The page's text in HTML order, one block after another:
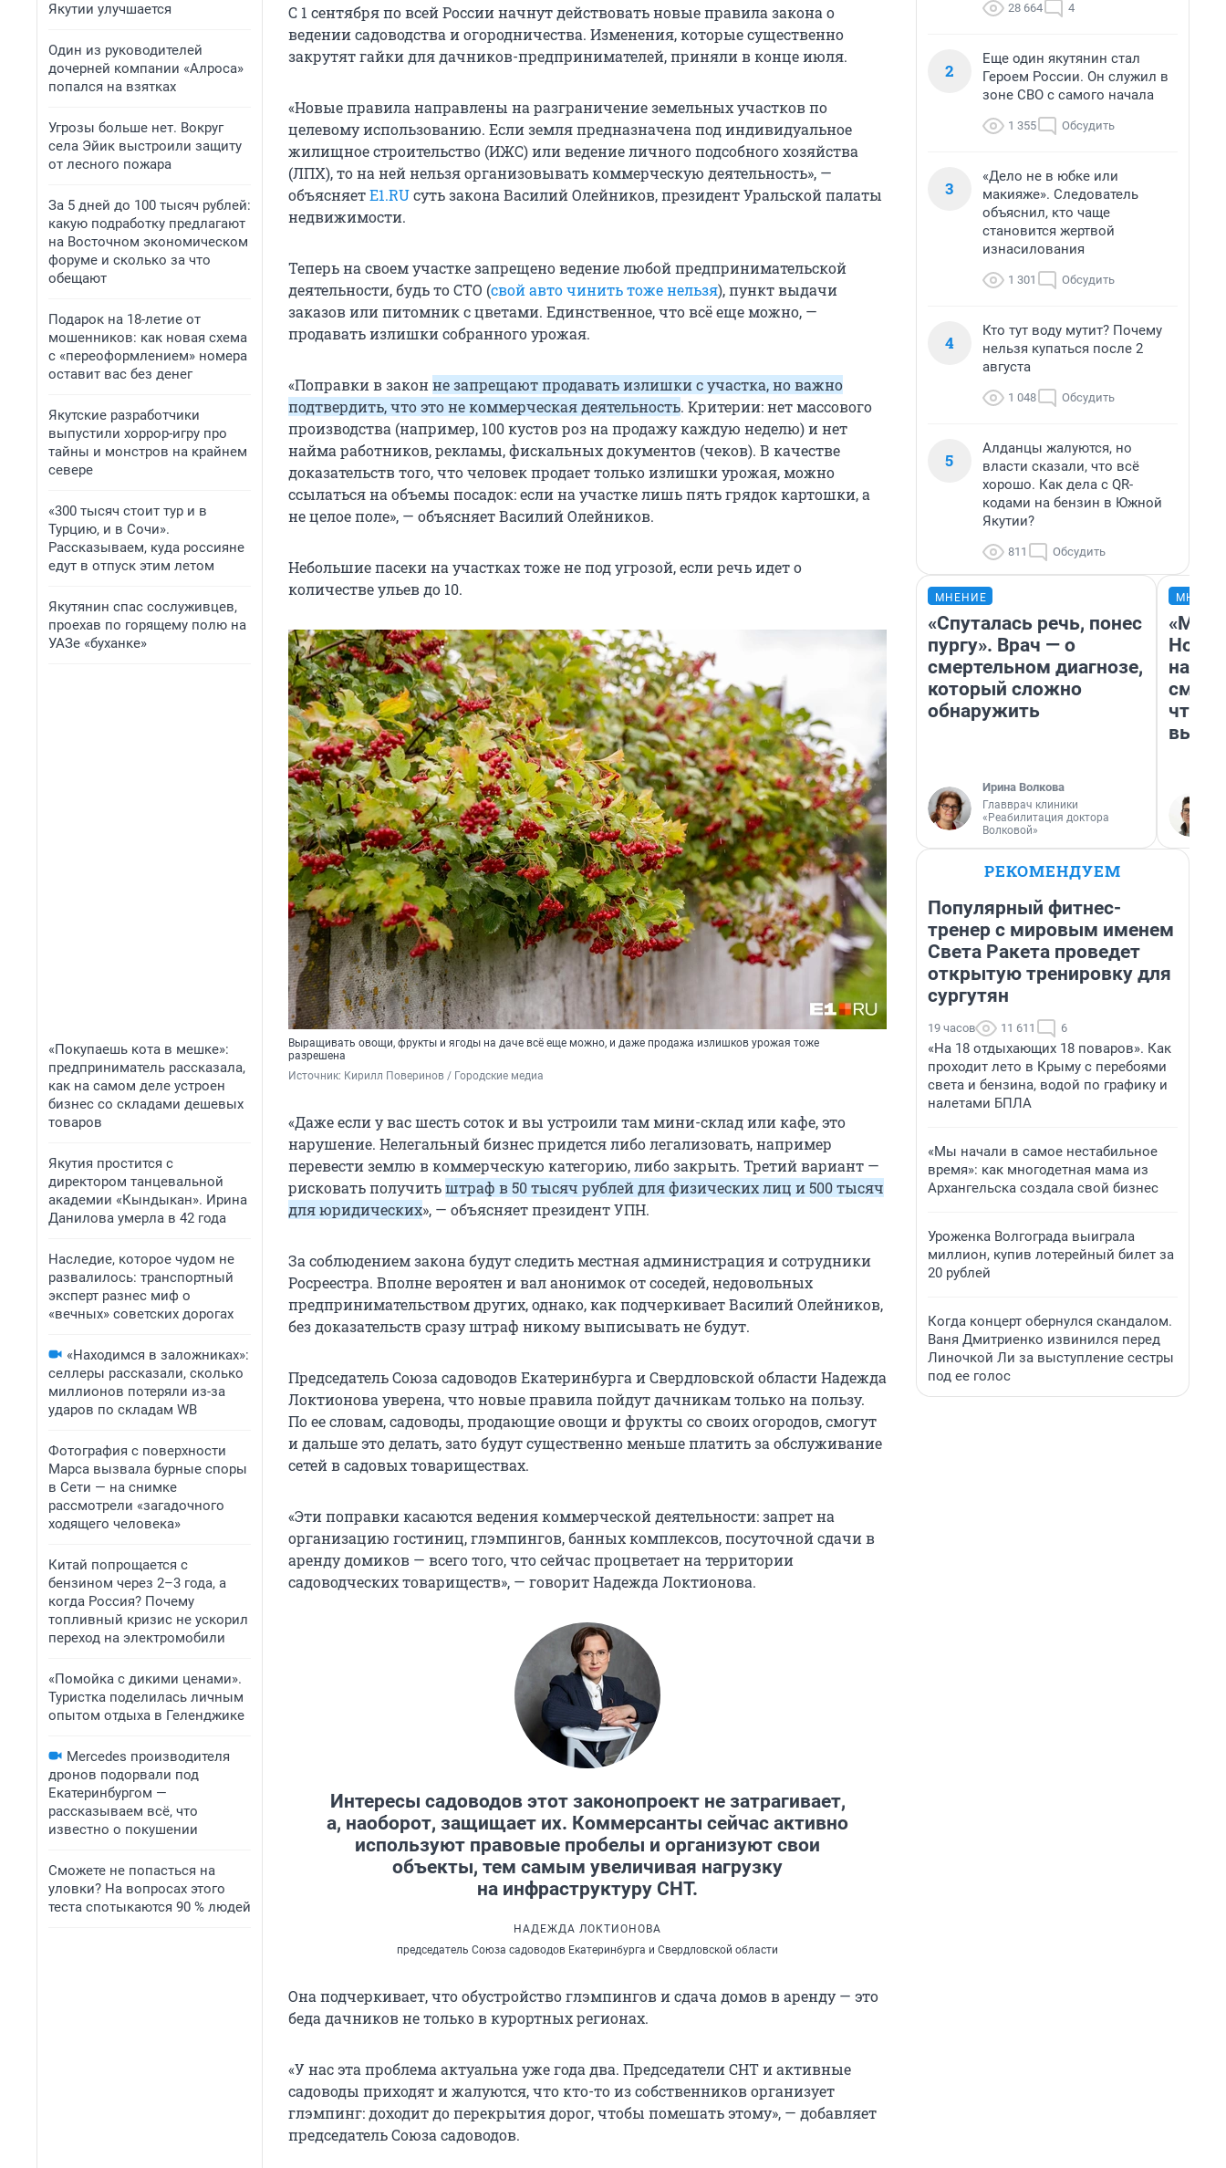
Якутии улучшается
Один из руководителей
дочерней компании «Алроса»
попался на взятках
Угрозы больше нет. Вокруг
села Эйик выстроили защиту
от лесного пожара
За 5 дней до 100 тысяч рублей:
какую подработку предлагают
на Восточном экономическом
форуме и сколько за что
обещают
Подарок на 18-летие от
мошенников: как новая схема
с «переоформлением» номера
оставит вас без денег
Якутские разработчики
выпустили хоррор-игру про
тайны и монстров на крайнем
севере
«300 тысяч стоит тур и в
Турцию, и в Сочи».
Рассказываем, куда россияне
едут в отпуск этим летом
Якутянин спас сослуживцев,
проехав по горящему полю на
УАЗе «буханке»
«Покупаешь кота в мешке»:
предприниматель рассказала,
как на самом деле устроен
бизнес со складами дешевых
товаров
Якутия простится с
директором танцевальной
академии «Кындыкан». Ирина
Данилова умерла в 42 года
Наследие, которое чудом не
развалилось: транспортный
эксперт разнес миф о
«вечных» советских дорогах
«Находимся в заложниках»:
селлеры рассказали, сколько
миллионов потеряли из-за
ударов по складам WB
Фотография с поверхности
Марса вызвала бурные споры
в Сети — на снимке
рассмотрели «загадочного
ходящего человека»
Китай попрощается с
бензином через 2–3 года, а
когда Россия? Почему
топливный кризис не ускорил
переход на электромобили
«Помойка с дикими ценами».
Туристка поделилась личным
опытом отдыха в Геленджике
Mercedes производителя
дронов подорвали под
Екатеринбургом —
рассказываем всё, что
известно о покушении
Сможете не попасться на
уловки? На вопросах этого
теста спотыкаются 90 % людей
С 1 сентября по всей России начнут действовать новые правила закона о
ведении садоводства и огородничества. Изменения, которые существенно
закрутят гайки для дачников-предпринимателей, приняли в конце июля.
«Новые правила направлены на разграничение земельных участков по
целевому использованию. Если земля предназначена под индивидуальное
жилищное строительство (ИЖС) или ведение личного подсобного хозяйства
(ЛПХ), то на ней нельзя организовывать коммерческую деятельность», —
объясняетЕ1.RUсуть закона Василий Олейников, президент Уральской палаты
недвижимости.
Теперь на своем участке запрещено ведение любой предпринимательской
деятельности, будь то СТО (свой авто чинить тоже нельзя), пункт выдачи
заказов или питомник с цветами. Единственное, что всё еще можно, —
продавать излишки собранного урожая.
«Поправки в законне запрещают продавать излишки с участка, но важно
подтвердить, что это не коммерческая деятельность. Критерии: нет массового
производства (например, 100 кустовроз на продажу каждую неделю) и нет
найма работников, рекламы, фискальных документов (чеков). В качестве
доказательств того, что человек продает только излишки урожая, можно
ссылаться на объемы посадок: если на участке лишь пять грядок картошки, а
не целое поле», — объясняет Василий Олейников.
Небольшие пасеки на участках тоже не под угрозой, если речь идет о
количестве ульев до 10.
Выращивать овощи, фрукты и ягоды на даче всё еще можно, и даже продажа излишков урожая тоже
разрешена
Источник: Кирилл Поверинов / Городские медиа
«Даже если у вас шесть соток и вы устроили там мини-склад или кафе, это
нарушение. Нелегальный бизнес придется либо легализовать, например
перевести землю в коммерческую категорию, либо закрыть. Третий вариант —
рисковать получитьштраф в50 тысяч рублей для физических лиц и500 тысяч
для юридических», — объясняет президент УПН.
За соблюдением закона будут следить местная администрация и сотрудники
Росреестра. Вполне вероятен и вал анонимок от соседей, недовольных
предпринимательством других, однако, как подчеркивает Василий Олейников,
без доказательств сразу штраф никому выписывать не будут.
Председатель Союза садоводов Екатеринбурга и Свердловской области Надежда
Локтионова уверена, что новые правила пойдут дачникам только на пользу.
По ее словам, садоводы, продающие овощи и фрукты со своих огородов, смогут
и дальше это делать, зато будут существенно меньше платить за обслуживание
сетей в садовых товариществах.
«Эти поправки касаются ведения коммерческой деятельности: запрет на
организацию гостиниц, глэмпингов, банных комплексов, посуточной сдачи в
аренду домиков — всего того, что сейчас процветает на территории
садоводческих товариществ», — говорит Надежда Локтионова.
Интересы садоводов этот законопроект не затрагивает,
а, наоборот, защищает их. Коммерсанты сейчас активно
используют правовые пробелы и организуют свои
объекты, тем самым увеличивая нагрузку
на инфраструктуру СНТ.
НАДЕЖДА ЛОКТИОНОВА
председатель Союза садоводов Екатеринбурга и Свердловской области
Она подчеркивает, что обустройство глэмпингов и сдача домов в аренду — это
беда дачников не только в курортных регионах.
«У нас эта проблема актуальна уже года два. Председатели СНТ и активные
садоводы приходят и жалуются, что кто-то из собственников организует
глэмпинг: доходит до перекрытия дорог, чтобы помешать этому», — добавляет
председатель Союза садоводов.
28 664 4
2
Еще один якутянин стал
Героем России. Он служил в
зоне СВО с самого начала
1 355 Обсудить
3
«Дело не в юбке или
макияже». Следователь
объяснил, кто чаще
становится жертвой
изнасилования
1 301 Обсудить
4
Кто тут воду мутит? Почему
нельзя купаться после 2
августа
1 048 Обсудить
5
Алданцы жалуются, но
власти сказали, что всё
хорошо. Как дела с QR-
кодами на бензин в Южной
Якутии?
811 Обсудить
МНЕНИЕ
«Спуталась речь, понес
пургу». Врач — о
смертельном диагнозе,
который сложно
обнаружить
Ирина Волкова
Главврач клиники
«Реабилитация доктора
Волковой»
«Мы
РЕКОМЕНДУЕМ
Популярный фитнес-
тренер с мировым именем
Света Ракета проведет
открытую тренировку для
сургутян
19 часов 11 611 6
«На 18 отдыхающих 18 поваров». Как
проходит лето в Крыму с перебоями
света и бензина, водой по графику и
налетами БПЛА
«Мы начали в самое нестабильное
время»: как многодетная мама из
Архангельска создала свой бизнес
Уроженка Волгограда выиграла
миллион, купив лотерейный билет за
20 рублей
Когда концерт обернулся скандалом.
Ваня Дмитриенко извинился перед
Линочкой Ли за выступление сестры
под ее голос